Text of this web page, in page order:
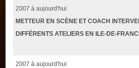
2007 à aujourd'hui
METTEUR EN SCÈNE ET COACH
DIFFÉRENTS ATELIERS EN ILE-DE-
2007 à aujourd'hui